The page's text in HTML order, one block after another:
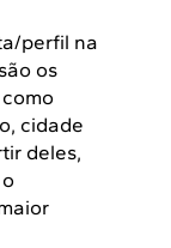
perfil na
os
cidade
deles,